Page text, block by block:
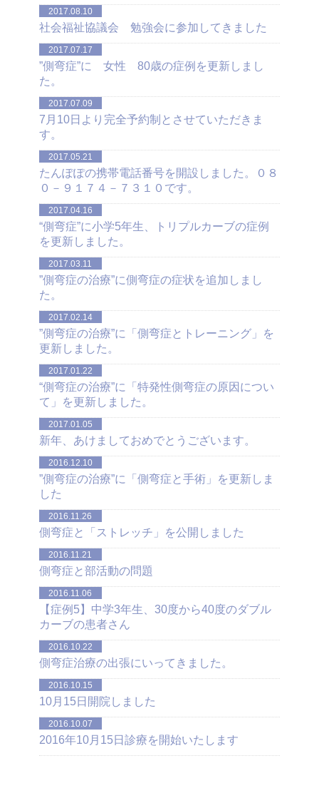
2017.08.10
社会福祉協議会 勉強会に参加してきました
2017.07.17
”側弯症”に 女性 80歳の症例を更新しまし
た。
2017.07.09
7月10日より完全予約制とさせていただきま
す。
2017.05.21
たんぽぽの携帯電話番号を開設しました。０８
０－９１７４－７３１０です。
2017.04.16
“側弯症”に小学5年生、トリプルカーブの症例
を更新しました。
2017.03.11
”側弯症の治療”に側弯症の症状を追加しまし
た。
2017.02.14
”側弯症の治療”に「側弯症とトレーニング」を
更新しました。
2017.01.22
“側弯症の治療”に「特発性側弯症の原因につい
て」を更新しました。
2017.01.05
新年、あけましておめでとうございます。
2016.12.10
”側弯症の治療”に「側弯症と手術」を更新しま
した
2016.11.26
側弯症と「ストレッチ」を公開しました
2016.11.21
側弯症と部活動の問題
2016.11.06
【症例5】中学3年生、30度から40度のダブル
カーブの患者さん
2016.10.22
側弯症治療の出張にいってきました。
2016.10.15
10月15日開院しました
2016.10.07
2016年10月15日診療を開始いたします